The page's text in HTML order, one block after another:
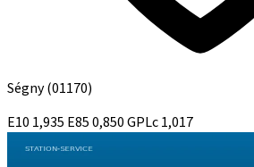
Ségny(01170)
E10 1,935 E850,850GPLc1,017